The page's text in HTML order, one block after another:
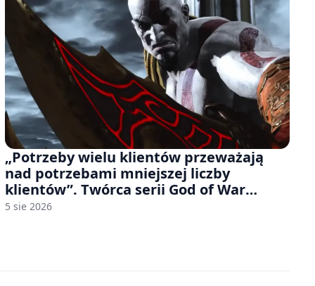
„Potrzeby wielu klientów przeważają
nad potrzebami mniejszej liczby
klientów”. Twórca serii God of War
sugeruje, że rozumie, dlaczego Sony
5 sie 2026